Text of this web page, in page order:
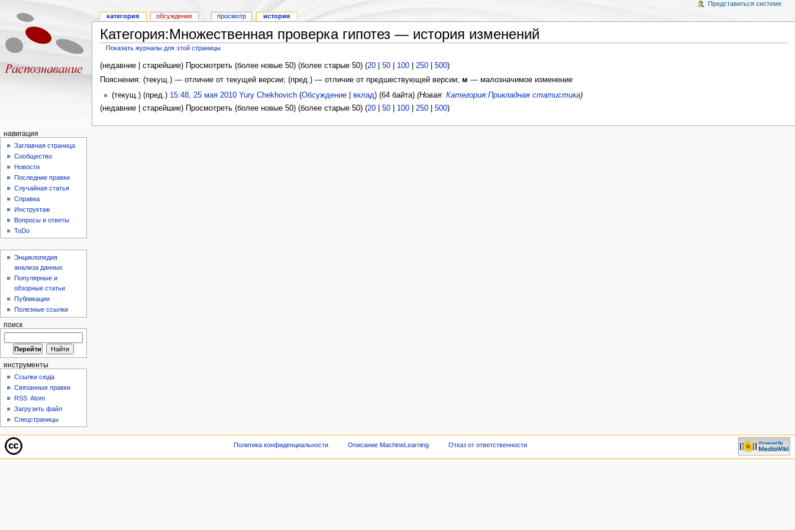
Категория:Множественная проверка гипотез — история изменений
Показать журналы для этой страницы
(недавние | старейшие) Просмотреть (более новые 50) (более старые 50) (20| 50| 100| 250| 500)
Пояснения: (текущ.) — отличие от текущей версии; (пред.) — отличие от предшествующей версии; м — малозначимое изменение
(текущ.) (пред.) 15:48, 25 мая 2010 Yury Chekhovich(Обсуждение| вклад) (64 байта) (Новая: Категория:Прикладная статистика)
(недавние | старейшие) Просмотреть (более новые 50) (более старые 50) (20| 50| 100| 250| 500)
категория обсуждение просмотр история
Представиться системе
навигация
Заглавная страница
Сообщество
Новости
Последние правки
Случайная статья
Справка
Инструктаж
Вопросы и ответы
ToDo
Энциклопедия
анализа данных
Популярные и
обзорные статьи
Публикации
Полезные ссылки
поиск
инструменты
Ссылки сюда
Связанные правки
RSS Atom
Загрузить файл
Спецстраницы
Политика конфиденциальности Описание MachineLearning Отказ от ответственности